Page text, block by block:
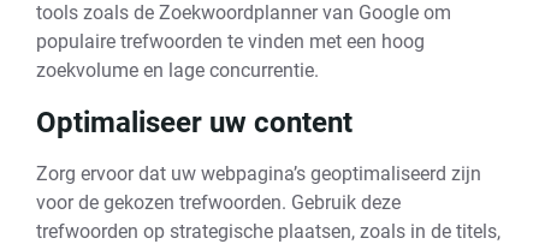
tools zoals de Zoekwoordplanner van Google om
populaire trefwoorden te vinden met een hoog
zoekvolume en lage concurrentie.
Optimaliseer uw content
Zorg ervoor dat uw webpagina’s geoptimaliseerd zijn
voor de gekozen trefwoorden. Gebruik deze
trefwoorden op strategische plaatsen, zoals in de titels,